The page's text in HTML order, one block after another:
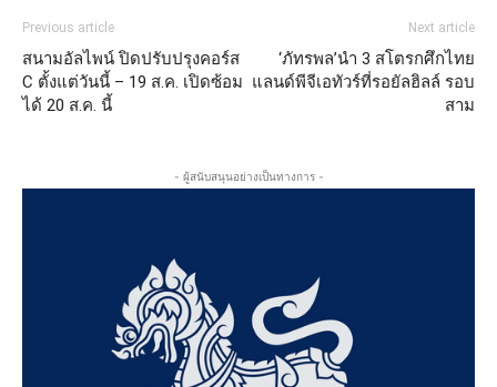
Previous article
สนามอัลไพน์ ปิดปรับปรุงคอร์ส
C ตั้งแต่วันนี้ – 19 ส.ค. เปิดซ้อม
ได้ 20 ส.ค. นี้
Next article
‘ภัทรพล’นำ 3 สโตรกศึกไทย
แลนด์พีจีเอทัวร์ที่รอยัลฮิลล์ รอบ
สาม
- ผู้สนับสนุนอย่างเป็นทางการ -